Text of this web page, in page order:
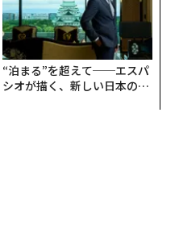
“泊まる”を超えて──エスパ
シオが描く、新しい日本のラ